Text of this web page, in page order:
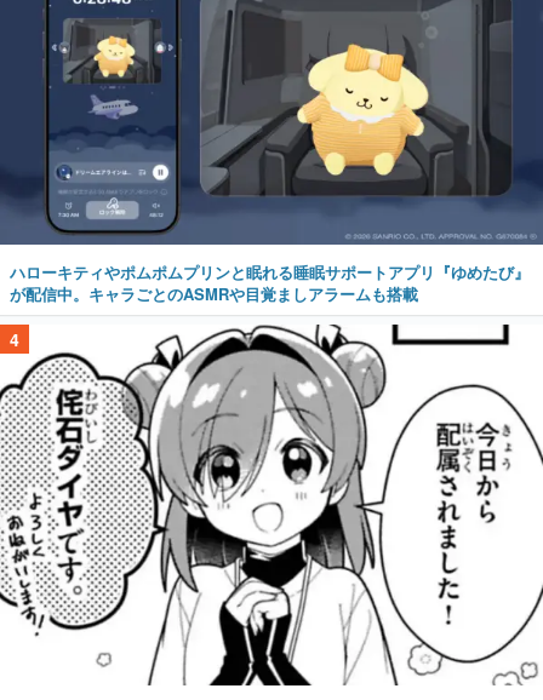
ハローキティやポムポムプリンと眠れる睡眠サポートアプリ『ゆめたび』
が配信中。キャラごとのASMRや目覚ましアラームも搭載
4